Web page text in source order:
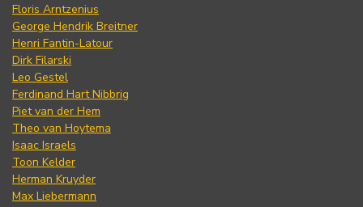
Floris Arntzenius
George Hendrik Breitner
Henri Fantin-Latour
Dirk Filarski
Leo Gestel
Ferdinand Hart Nibbrig
Piet van der Hem
Theo van Hoytema
Isaac Israels
Toon Kelder
Herman Kruyder
Max Liebermann